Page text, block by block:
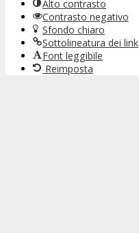
Alto contrasto
Contrasto negativo
Sfondo chiaro
Sottolineatura dei link
Font leggibile
Reimposta